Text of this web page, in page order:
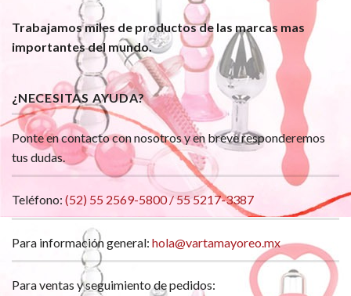
Trabajamos miles de productos de las marcas mas
importantes del mundo.
¿NECESITAS AYUDA?
Ponte en contacto con nosotros y en breve responderemos
tus dudas.
Teléfono: (52) 55 2569-5800 / 55 5217-3387
Para información general: hola@vartamayoreo.mx
Para ventas y seguimiento de pedidos: